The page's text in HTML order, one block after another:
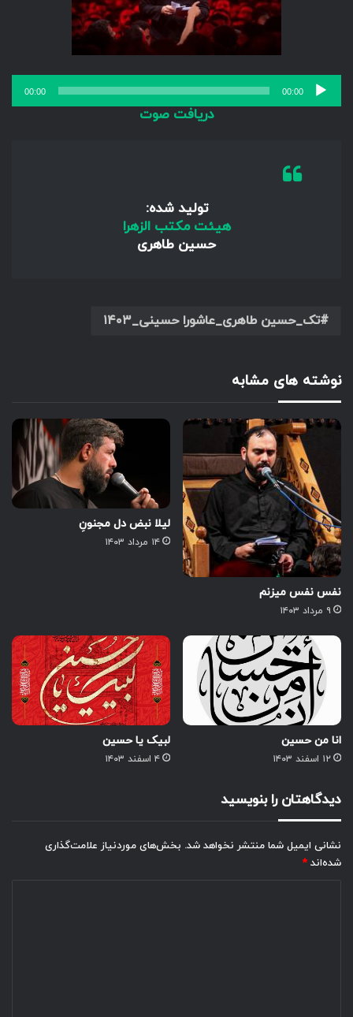
پخش‌کننده
صوت
00:00
00:00
دریافت صوت
تولید شده:
هیئت مکتب الزهرا
حسین طاهری
تک_حسین طاهری_عاشورا حسینی_۱۴۰۳
نوشته های مشابه
نفس نفس میزنم
۹ مرداد ۱۴۰۳
لیلا نبض دل مجنونِ
۱۴ مرداد ۱۴۰۳
انا من حسین
۱۲ اسفند ۱۴۰۳
لبیک یا حسین
۴ اسفند ۱۴۰۳
دیدگاهتان را بنویسید
نشانی ایمیل شما منتشر نخواهد شد. بخش‌های موردنیاز علامت‌گذاری
شده‌اند *